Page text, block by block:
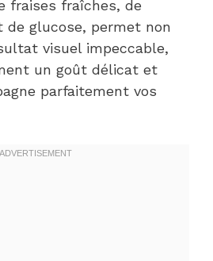
fraises fraîches, de
glucose, permet non
visuel impeccable,
un goût délicat et
parfaitement vos